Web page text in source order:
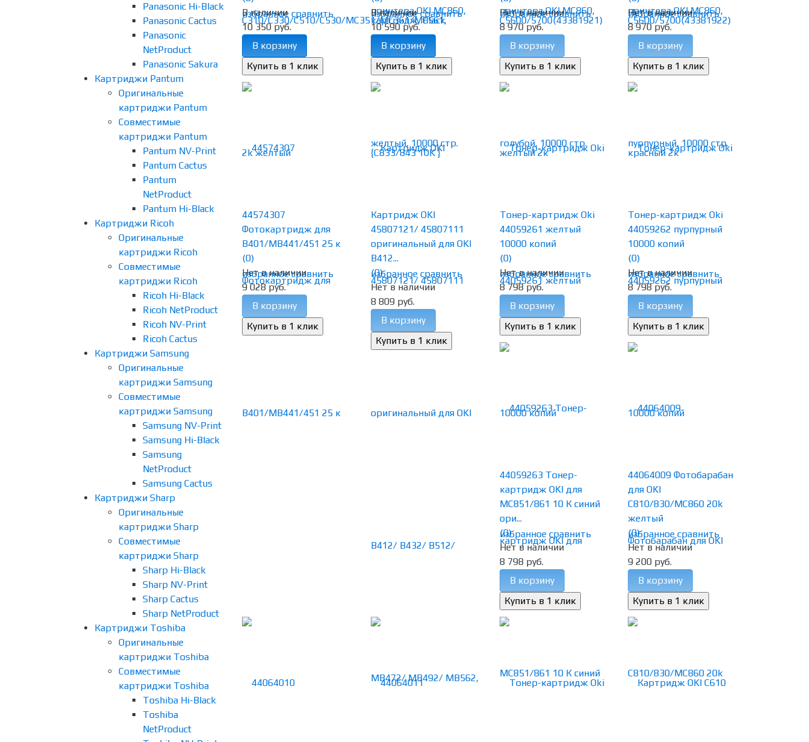
Panasonic Hi-Black
Panasonic Cactus
Panasonic
NetProduct
Panasonic Sakura
Картриджи Pantum
Оригинальные
картриджи Pantum
Совместимые
картриджи Pantum
Pantum NV-Print
Pantum Cactus
Pantum
NetProduct
Pantum Hi-Black
Картриджи Ricoh
Оригинальные
картриджи Ricoh
Совместимые
картриджи Ricoh
Ricoh Hi-Black
Ricoh NetProduct
Ricoh NV-Print
Ricoh Cactus
Картриджи Samsung
Оригинальные
картриджи Samsung
Совместимые
картриджи Samsung
Samsung NV-Print
Samsung Hi-Black
Samsung
NetProduct
Samsung Cactus
Картриджи Sharp
Оригинальные
картриджи Sharp
Совместимые
картриджи Sharp
Sharp Hi-Black
Sharp NV-Print
Sharp Cactus
Sharp NetProduct
Картриджи Toshiba
Оригинальные
картриджи Toshiba
Совместимые
картриджи Toshiba
Toshiba Hi-Black
Toshiba
NetProduct
избранное сравнить
В наличии
10 350 руб.
В корзину
избранное сравнить
В наличии
10 590 руб.
В корзину
избранное сравнить
Нет в наличии
8 970 руб.
В корзину
избранное сравнить
Нет в наличии
8 970 руб.
В корзину
избранное сравнить
44574307
Фотокартридж для
B401/MB441/451 25 к
(0)
Нет в наличии
9 028 руб.
В корзину
избранное сравнить
Картридж OKI
45807121/ 45807111
оригинальный для OKI
B412...
(0)
Нет в наличии
8 809 руб.
В корзину
избранное сравнить
Тонер-картридж Oki
44059261 желтый
10000 копий
(0)
Нет в наличии
8 798 руб.
В корзину
избранное сравнить
Тонер-картридж Oki
44059262 пурпурный
10000 копий
(0)
Нет в наличии
8 798 руб.
В корзину
избранное сравнить
44059263 Тонер-
картридж OKI для
MC851/861 10 К синий
ори...
(0)
Нет в наличии
8 798 руб.
В корзину
избранное сравнить
44064009 Фотобарабан
для OKI
C810/830/MC860 20k
желтый
(0)
Нет в наличии
9 200 руб.
В корзину